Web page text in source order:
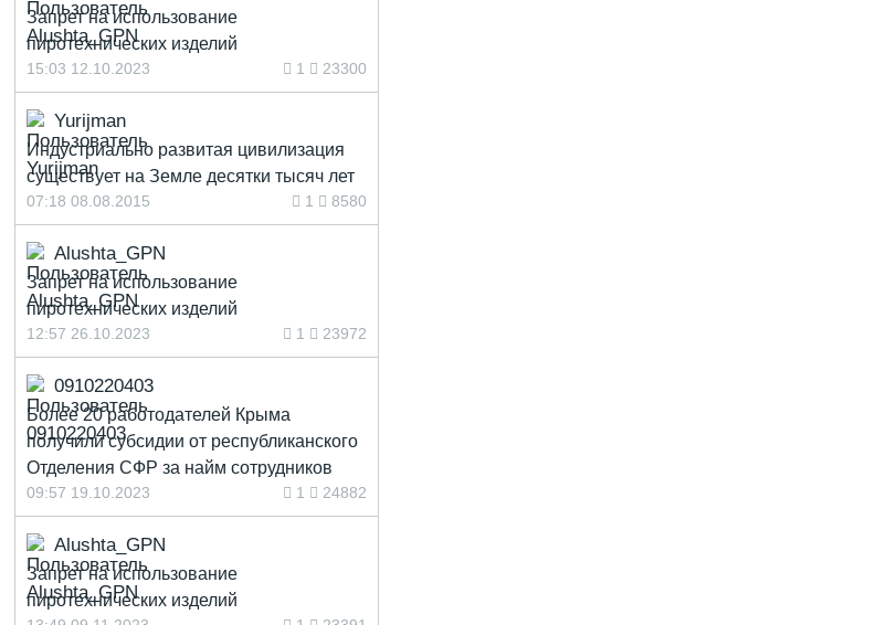
Запрет на использование
пиротехнических изделий
15:03 12.10.2023 1 23300
Yurijman
Индустриально развитая цивилизация
существует на Земле десятки тысяч лет
07:18 08.08.2015 1 8580
Alushta_GPN
Запрет на использование
пиротехнических изделий
12:57 26.10.2023 1 23972
0910220403
Более 20 работодателей Крыма
получили субсидии от республиканского
Отделения СФР за найм сотрудников
09:57 19.10.2023 1 24882
Alushta_GPN
Запрет на использование
пиротехнических изделий